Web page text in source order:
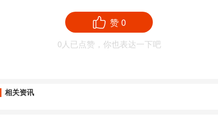
赞0
0人已点赞，你也表达一下吧
相关资讯